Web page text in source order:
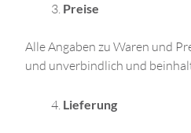
Preise
Alle Angaben zu Waren und
und unverbindlich und
Lieferung